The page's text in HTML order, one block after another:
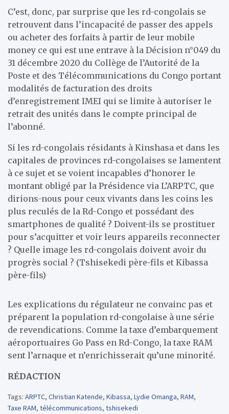
C’est, donc, par surprise que les rd-congolais se
retrouvent dans l’incapacité de passer des appels
ou acheter des forfaits à partir de leur mobile
money ce qui est une entrave à la Décision n°049 du
31 décembre 2020 du Collège de l’Autorité de la
Poste et des Télécommunications du Congo portant
modalités de facturation des droits
d’enregistrement IMEI qui se limite à autoriser le
retrait des unités dans le compte principal de
l’abonné.
Si les rd-congolais résidants à Kinshasa et dans les
capitales de provinces rd-congolaises se lamentent
à ce sujet et se voient incapables d’honorer le
montant obligé par la Présidence via L’ARPTC, que
dirions-nous pour ceux vivants dans les coins les
plus reculés de la Rd-Congo et possédant des
smartphones de qualité ? Doivent-ils se prostituer
pour s’acquitter et voir leurs appareils reconnecter
? Quelle image les rd-congolais doivent avoir du
progrès social ? (Tshisekedi père-fils et Kibassa
père-fils)
Les explications du régulateur ne convainc pas et
préparent la population rd-congolaise à une série
de revendications. Comme la taxe d’embarquement
aéroportuaires Go Pass en Rd-Congo, la taxe RAM
sent l’arnaque et n’enrichisserait qu’une minorité.
RÉDACTION
Tags: ARPTC, Christian Katende, Kibassa, Lydie Omanga, RAM,
Taxe RAM, télécommunications, tshisekedi